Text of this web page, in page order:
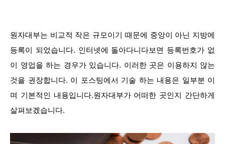
원자대부는 비교적 작은 규모이기 때문에 중앙이 아닌 지방에
등록이 되었습니다. 인터넷에 돌아다니다보면 등록번호가 없
이 영업을 하는 경우가 있습니다. 이러한 곳은 이용하지 않는
것을 권장합니다. 이 포스팅에서 기술 하는 내용은 일부분 이
며 기본적인 내용입니다.원자대부가 어떠한 곳인지 간단하게
살펴보겠습니다.